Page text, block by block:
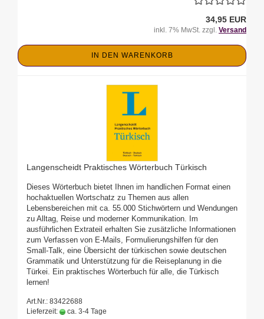
34,95 EUR
inkl. 7% MwSt. zzgl. Versand
IN DEN WARENKORB
Langenscheidt Praktisches Wörterbuch Türkisch
Dieses Wörterbuch bietet Ihnen im handlichen Format einen
hochaktuellen Wortschatz zu Themen aus allen
Lebensbereichen mit ca. 55.000 Stichwörtern und Wendungen
zu Alltag, Reise und moderner Kommunikation. Im
ausführlichen Extrateil erhalten Sie zusätzliche Informationen
zum Verfassen von E-Mails, Formulierungshilfen für den
Small-Talk, eine Übersicht der türkischen sowie deutschen
Grammatik und Unterstützung für die Reiseplanung in die
Türkei. Ein praktisches Wörterbuch für alle, die Türkisch
lernen!
Art.Nr.: 83422688
Lieferzeit:
ca. 3-4 Tage